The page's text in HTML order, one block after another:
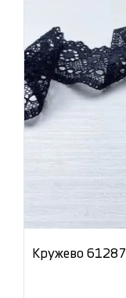
Кружево 61287